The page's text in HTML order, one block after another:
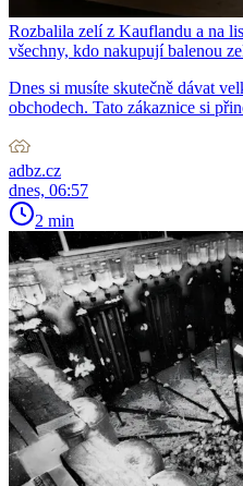
Rozbalila zelí z Kauflandu a na
všechny, kdo nakupují balenou
Dnes si musíte skutečně dávat
obchodech. Tato zákaznice si
adbz.cz
dnes, 06:57
2 min